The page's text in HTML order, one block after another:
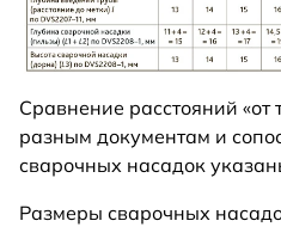
Сравнение расстояний «от
разным документам и
сварочных насадок
Размеры сварочных